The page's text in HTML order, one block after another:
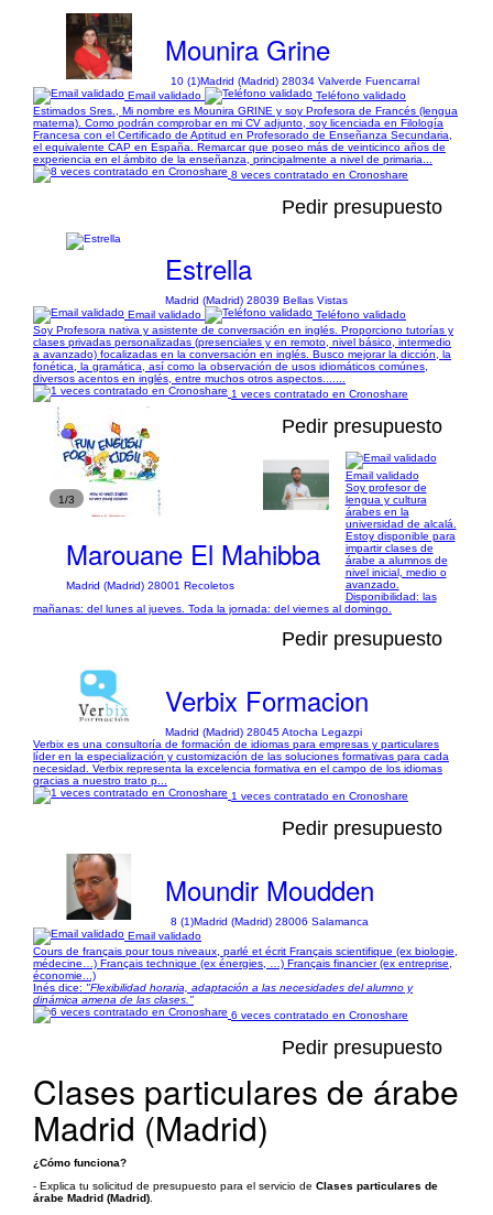
Mounira Grine
10 (1)Madrid (Madrid) 28034 Valverde Fuencarral
Email validado
Teléfono validado
Estimados Sres., Mi nombre es Mounira GRINE y soy Profesora de Francés (lengua
materna). Como podrán comprobar en mi CV adjunto, soy licenciada en Filología
Francesa con el Certificado de Aptitud en Profesorado de Enseñanza Secundaria,
el equivalente CAP en España. Remarcar que poseo más de veinticinco años de
experiencia en el ámbito de la enseñanza, principalmente a nivel de primaria...
8 veces contratado en Cronoshare
Pedir presupuesto
Estrella
Madrid (Madrid) 28039 Bellas Vistas
Email validado
Teléfono validado
Soy Profesora nativa y asistente de conversación en inglés. Proporciono tutorías y
clases privadas personalizadas (presenciales y en remoto, nivel básico, intermedio
a avanzado) focalizadas en la conversación en inglés. Busco mejorar la dicción, la
fonética, la gramática, así como la observación de usos idiomáticos comúnes,
diversos acentos en inglés, entre muchos otros aspectos.......
1 veces contratado en Cronoshare
1/3
Pedir presupuesto
Marouane El Mahibba
Madrid (Madrid) 28001 Recoletos
Email validado
Soy profesor de
lengua y cultura
árabes en la
universidad de alcalá.
Estoy disponible para
impartir clases de
árabe a alumnos de
nivel inicial, medio o
avanzado.
Disponibilidad: las
mañanas: del lunes al jueves. Toda la jornada: del viernes al domingo.
Pedir presupuesto
Verbix Formacion
Madrid (Madrid) 28045 Atocha Legazpi
Verbix es una consultoría de formación de idiomas para empresas y particulares
líder en la especialización y customización de las soluciones formativas para cada
necesidad. Verbix representa la excelencia formativa en el campo de los idiomas
gracias a nuestro trato p...
1 veces contratado en Cronoshare
Pedir presupuesto
Moundir Moudden
8 (1)Madrid (Madrid) 28006 Salamanca
Email validado
Cours de français pour tous niveaux, parlé et écrit Français scientifique (ex biologie,
médecine…) Français technique (ex énergies, …) Français financier (ex entreprise,
économie...)
Inés dice: "Flexibilidad horaria, adaptación a las necesidades del alumno y
dinámica amena de las clases."
6 veces contratado en Cronoshare
Pedir presupuesto
Clases particulares de árabe
Madrid (Madrid)
¿Cómo funciona?
- Explica tu solicitud de presupuesto para el servicio de Clases particulares de
árabe Madrid (Madrid)